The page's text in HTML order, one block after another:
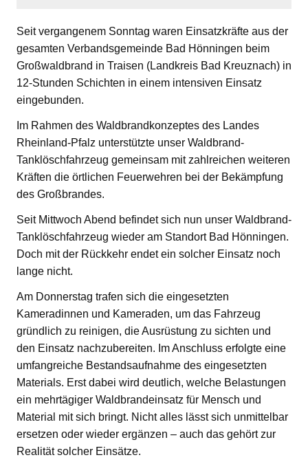
Seit vergangenem Sonntag waren Einsatzkräfte aus der
gesamten Verbandsgemeinde Bad Hönningen beim
Großwaldbrand in Traisen (Landkreis Bad Kreuznach) in
12-Stunden Schichten in einem intensiven Einsatz
eingebunden.
Im Rahmen des Waldbrandkonzeptes des Landes
Rheinland-Pfalz unterstützte unser Waldbrand-
Tanklöschfahrzeug gemeinsam mit zahlreichen weiteren
Kräften die örtlichen Feuerwehren bei der Bekämpfung
des Großbrandes.
Seit Mittwoch Abend befindet sich nun unser Waldbrand-
Tanklöschfahrzeug wieder am Standort Bad Hönningen.
Doch mit der Rückkehr endet ein solcher Einsatz noch
lange nicht.
Am Donnerstag trafen sich die eingesetzten
Kameradinnen und Kameraden, um das Fahrzeug
gründlich zu reinigen, die Ausrüstung zu sichten und
den Einsatz nachzubereiten. Im Anschluss erfolgte eine
umfangreiche Bestandsaufnahme des eingesetzten
Materials. Erst dabei wird deutlich, welche Belastungen
ein mehrtägiger Waldbrandeinsatz für Mensch und
Material mit sich bringt. Nicht alles lässt sich unmittelbar
ersetzen oder wieder ergänzen – auch das gehört zur
Realität solcher Einsätze.